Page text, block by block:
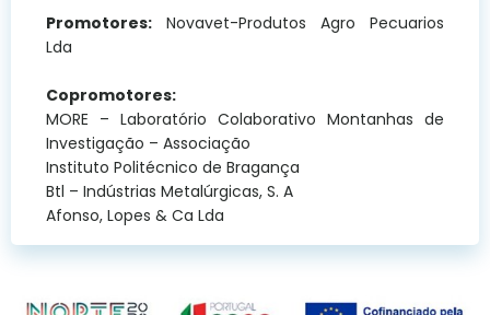
Promotores: Novavet-Produtos Agro Pecuarios
Lda
Copromotores:
MORE – Laboratório Colaborativo Montanhas de
Investigação – Associação
Instituto Politécnico de Bragança
Btl – Indústrias Metalúrgicas, S. A
Afonso, Lopes & Ca Lda